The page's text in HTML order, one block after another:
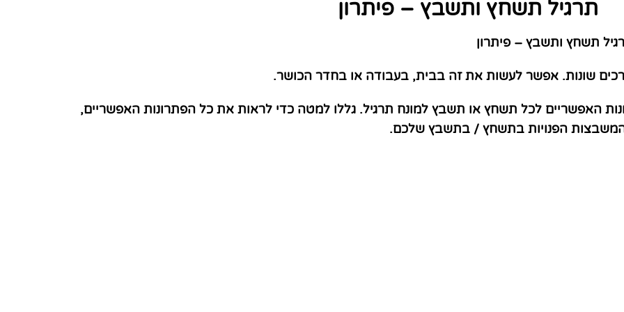
תרגיל תשחץ ותשבץ – פיתרון
תשחץ ותשבץ – פיתרון
שונות. אפשר לעשות את זה בבית, בעבודה או בחדר הכושר.
האפשריים לכל תשחץ או תשבץ למונח תרגיל. גללו למטה כדי לראות את כל הפתרונות האפשריים,
המשבצות הפנויות בתשחץ / בתשבץ שלכם.